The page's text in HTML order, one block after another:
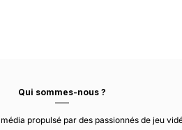
Qui sommes-nous ?
propulsé par des passionnés de jeu